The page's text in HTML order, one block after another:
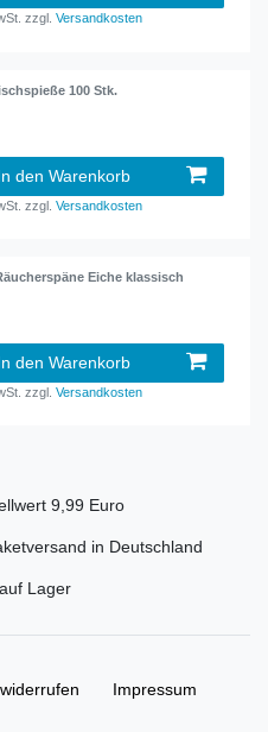
zzgl.Versandkosten
100 Stk.
den Warenkorb
zzgl.Versandkosten
Eiche klassisch
den Warenkorb
zzgl.Versandkosten
9,99 Euro
in Deutschland
Lager
Impressum